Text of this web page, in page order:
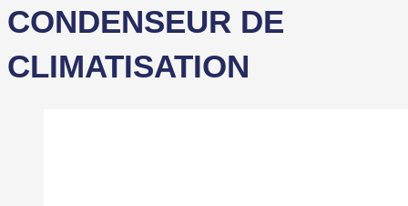
CONDENSEUR DE
CLIMATISATION